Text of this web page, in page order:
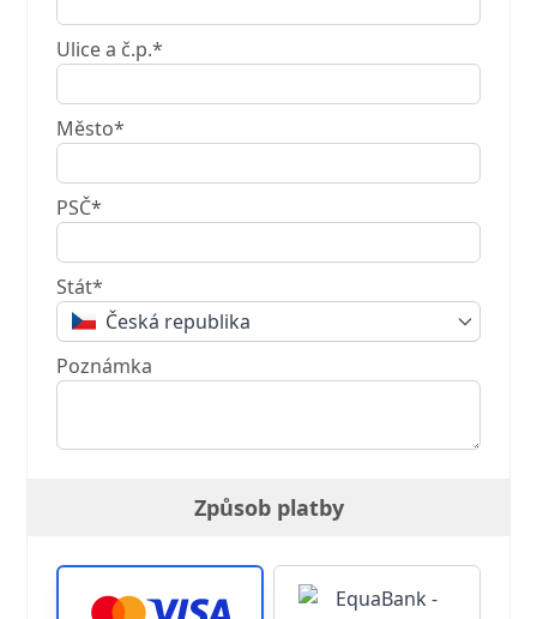
Ulice a č.p.*
Město*
PSČ*
Stát*
Česká republika
Poznámka
Způsob platby